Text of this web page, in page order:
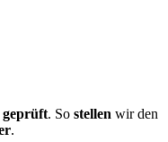
geprüft. So stellen wir den
.